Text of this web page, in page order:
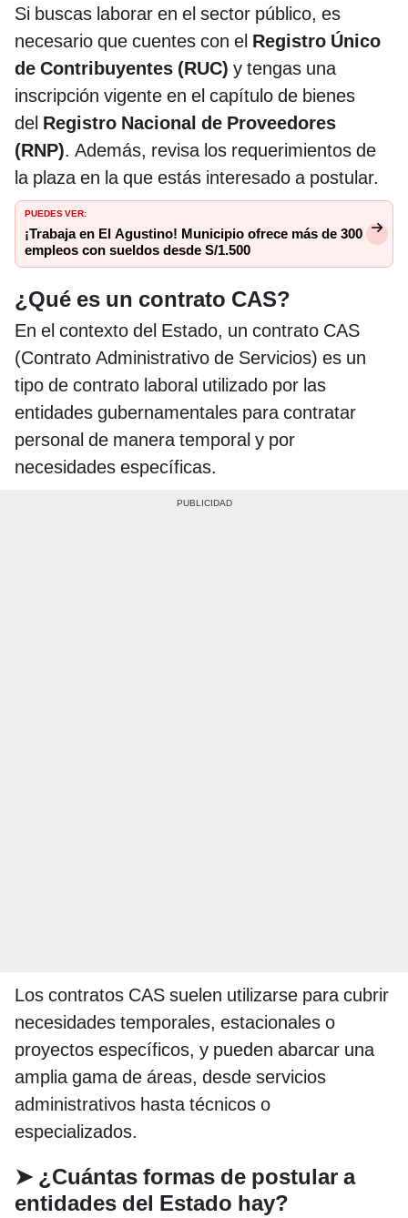
Si buscas laborar en el sector público, es
necesario que cuentes con el Registro Único
de Contribuyentes (RUC) y tengas una
inscripción vigente en el capítulo de bienes
del Registro Nacional de Proveedores
(RNP). Además, revisa los requerimientos de
la plaza en la que estás interesado a postular.
PUEDES VER:
¡Trabaja en El Agustino! Municipio ofrece más de 300
empleos con sueldos desde S/1.500
¿Qué es un contrato CAS?
En el contexto del Estado, un contrato CAS
(Contrato Administrativo de Servicios) es un
tipo de contrato laboral utilizado por las
entidades gubernamentales para contratar
personal de manera temporal y por
necesidades específicas.
Los contratos CAS suelen utilizarse para cubrir
necesidades temporales, estacionales o
proyectos específicos, y pueden abarcar una
amplia gama de áreas, desde servicios
administrativos hasta técnicos o
especializados.
➤ ¿Cuántas formas de postular a
entidades del Estado hay?